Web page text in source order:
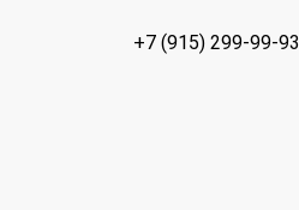
+7 (915) 299-99-93